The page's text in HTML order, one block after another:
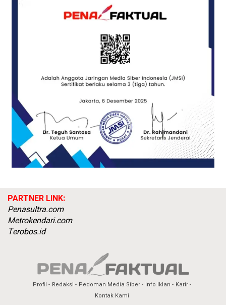
PARTNER LINK:
Penasultra.com
Metrokendari.com
Terobos.id
Profil Redaksi Pedoman Media Siber Info Iklan
Karir
Kontak Kami